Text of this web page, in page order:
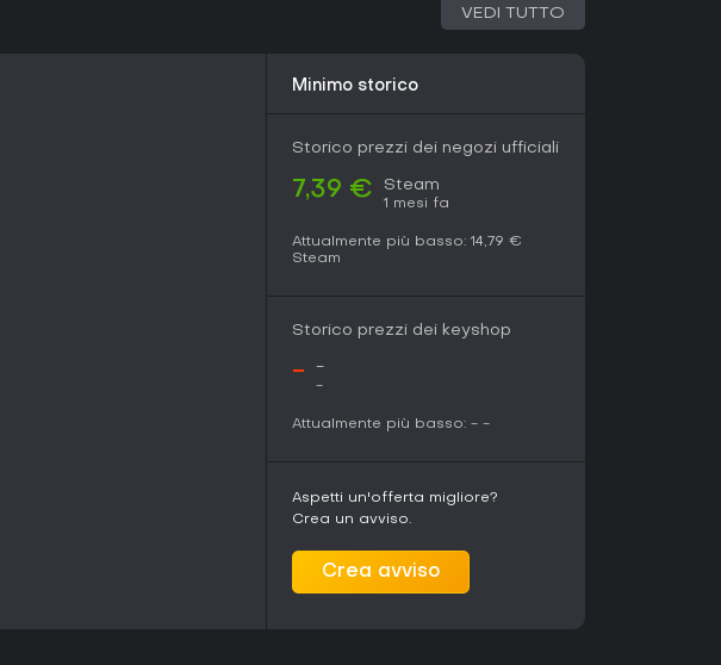
feedback favorevoli su 77 utenti, che ne lodano la gestione immersiva
giochi dal ritmo lento che ricreano la vela storica senza
attivo, rendendolo una scelta solida per gli appassionati di
VEDI TUTTO
Minimo storico
Storico prezzi dei negozi ufficiali
7,39 € Steam
1 mesi fa
Attualmente più basso: 14,79 €
Steam
Storico prezzi dei keyshop
- -
-
Attualmente più basso: - -
Aspetti un'offerta migliore?
Crea un avviso.
Crea avviso